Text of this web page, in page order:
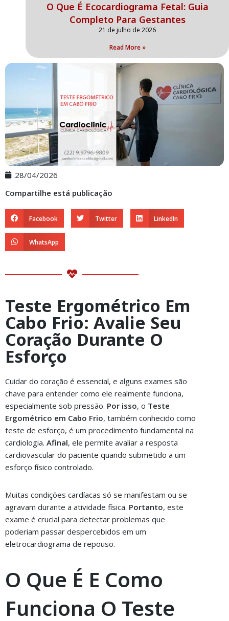
28/04/2026
Compartilhe está publicação
Facebook Twitter LinkedIn
WhatsApp
Teste Ergométrico Em
Cabo Frio: Avalie Seu
Coração Durante O
Esforço
Cuidar do coração é essencial, e alguns exames são
chave para entender como ele realmente funciona,
especialmente sob pressão. Por isso, o Teste
Ergométrico em Cabo Frio, também conhecido como
teste de esforço, é um procedimento fundamental na
cardiologia. Afinal, ele permite avaliar a resposta
cardiovascular do paciente quando submetido a um
esforço físico controlado.
Muitas condições cardíacas só se manifestam ou se
agravam durante a atividade física. Portanto, este
exame é crucial para detectar problemas que
poderiam passar despercebidos em um
eletrocardiograma de repouso.
O Que É E Como
Funciona O Teste
O Que É Ecocardiograma Fetal: Guia
Completo Para Gestantes
21 de julho de 2026
Read More »